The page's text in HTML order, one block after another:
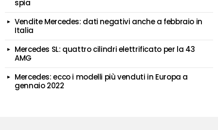
spia
Vendite Mercedes: dati negativi anche a febbraio in
Italia
Mercedes SL: quattro cilindri elettrificato per la 43
AMG
Mercedes: ecco i modelli più venduti in Europa a
gennaio 2022